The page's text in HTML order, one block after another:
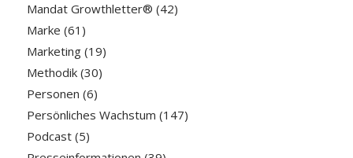
Mandat Growthletter® (42)
Marke (61)
Marketing(19)
Methodik(30)
Personen (6)
Persönliches Wachstum (147)
Podcast(5)